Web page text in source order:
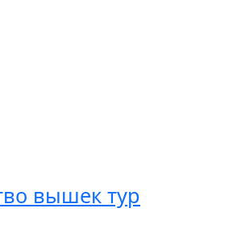
вышек тур